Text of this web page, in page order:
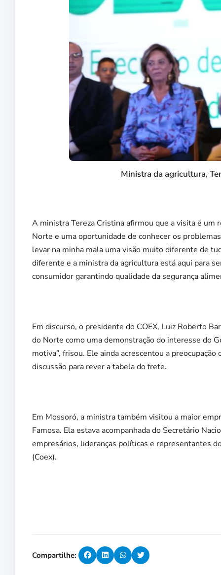
Ministra da agricultura,
A ministra Tereza Cristina afirmou que a visita é um
Norte e uma oportunidade de conhecer os
levar na minha mala uma visão muito diferente de
diferente e a ministra da agricultura está aqui para
consumidor garantindo qualidade da segurança
Em discurso, o presidente do COEX, Luiz Roberto
do Norte como uma demonstração do interesse do
motiva”, frisou. Ele ainda acrescentou a
discussão para rever a tabela do frete.
Em Mossoró, a ministra também visitou a maior
Famosa. Ela estava acompanhada do Secretário
empresários, lideranças políticas e representantes
(Coex).
Compartilhe: